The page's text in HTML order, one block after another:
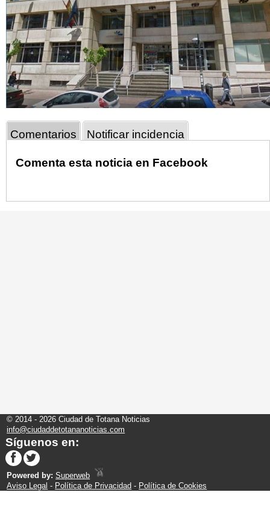
Comentarios Notificar incidencia
Comenta esta noticia en Facebook
© 2014 - 2026 Ciudad de Totana Noticias
info@ciudaddetotananoticias.com
Síguenos en:
Powered by:Superweb
Aviso Legal - Política de Privacidad - Política de Cookies